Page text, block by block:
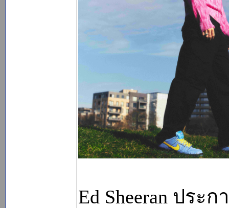
Ed Sheeran ประ